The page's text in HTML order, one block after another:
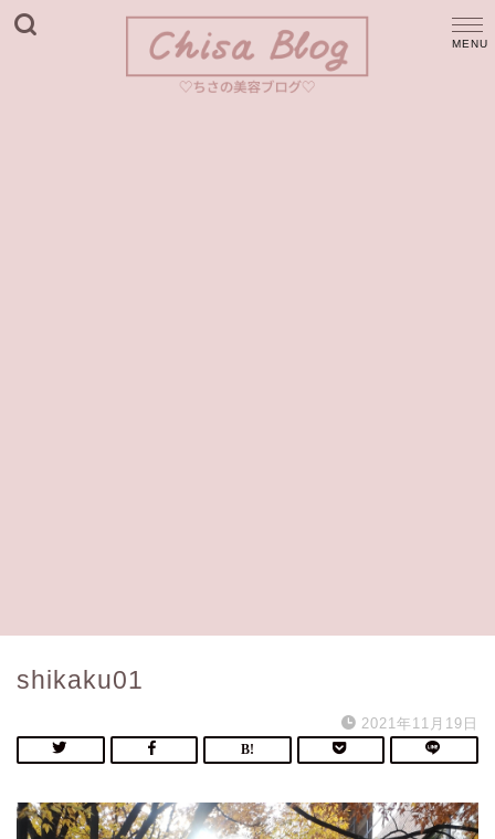
shikaku01
2021年11月19日